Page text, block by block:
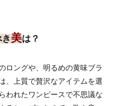
美は？
ロングや、明るめの黄味ブラ
、上質で贅沢なアイテムを選
われたワンピースで不思議な